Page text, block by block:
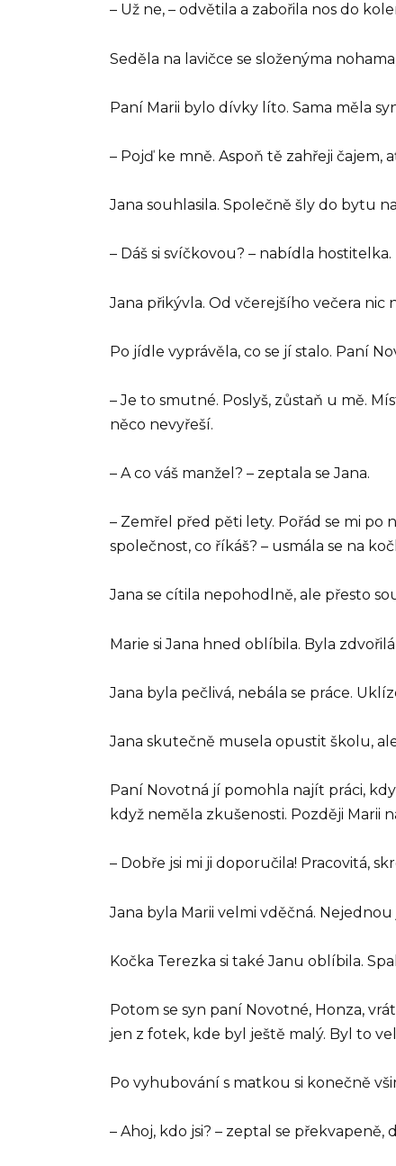
– Už ne, – odvětila a zabořila nos do
Seděla na lavičce se složenýma
Paní Marii bylo dívky líto. Sama měla
– Pojď ke mně. Aspoň tě zahřeji čajem,
Jana souhlasila. Společně šly do bytu
– Dáš si svíčkovou? – nabídla hostitelka.
Jana přikývla. Od včerejšího večera nic
Po jídle vyprávěla, co se jí stalo. Paní
– Je to smutné. Poslyš, zůstaň u mě.
něco nevyřeší.
– A co váš manžel? – zeptala se Jana.
– Zemřel před pěti lety. Pořád se mi po
společnost, co říkáš? – usmála se na
Jana se cítila nepohodlně, ale přesto
Marie si Jana hned oblíbila. Byla
Jana byla pečlivá, nebála se práce.
Jana skutečně musela opustit školu,
Paní Novotná jí pomohla najít práci,
když neměla zkušenosti. Později Marii
– Dobře jsi mi ji doporučila! Pracovitá,
Jana byla Marii velmi vděčná.
Kočka Terezka si také Janu oblíbila.
Potom se syn paní Novotné, Honza,
jen z fotek, kde byl ještě malý. Byl to
Po vyhubování s matkou si konečně
– Ahoj, kdo jsi? – zeptal se